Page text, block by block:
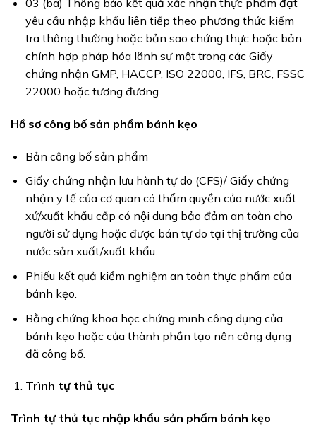
03 (ba) Thông báo kết quả xác nhận thực phẩm đạt
yêu cầu nhập khẩu liên tiếp theo phương thức kiểm
tra thông thường hoặc bản sao chứng thực hoặc bản
chính hợp pháp hóa lãnh sự một trong các Giấy
chứng nhận GMP, HACCP, ISO 22000, IFS, BRC, FSSC
22000 hoặc tương đương
Hồ sơ công bố sản phẩm bánh kẹo
Bản công bố sản phẩm
Giấy chứng nhận lưu hành tự do (CFS)/ Giấy chứng
nhận y tế của cơ quan có thẩm quyền của nước xuất
xứ/xuất khẩu cấp có nội dung bảo đảm an toàn cho
người sử dụng hoặc được bán tự do tại thị trường của
nước sản xuất/xuất khẩu.
Phiếu kết quả kiểm nghiệm an toàn thực phẩm của
bánh kẹo.
Bằng chứng khoa học chứng minh công dụng của
bánh kẹo hoặc của thành phần tạo nên công dụng
đã công bố.
Trình tự thủ tục
Trình tự thủ tục nhập khẩu sản phẩm bánh kẹo